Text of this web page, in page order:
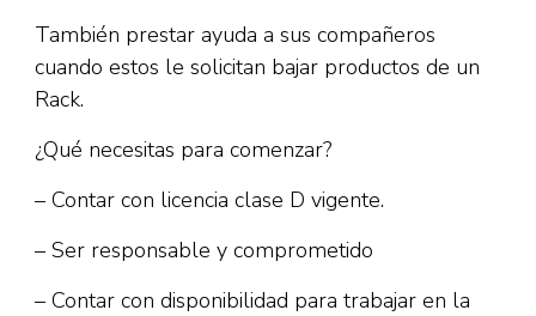
También prestar ayuda a sus compañeros
cuando estos le solicitan bajar productos de un
Rack.
¿Qué necesitas para comenzar?
– Contar con licencia clase D vigente.
– Ser responsable y comprometido
– Contar con disponibilidad para trabajar en la